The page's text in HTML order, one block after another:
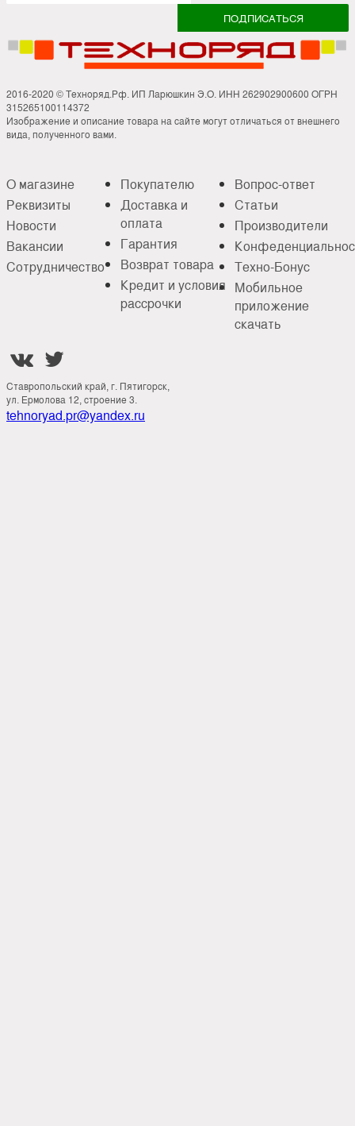
2016-2020 © Техноряд.Рф. ИП Ларюшкин Э.О. ИНН 262902900600 ОГРН
315265100114372
Изображение и описание товара на сайте могут отличаться от внешнего
вида, полученного вами.
О магазине
Реквизиты
Новости
Вакансии
Сотрудничество
Покупателю
Доставка и
оплата
Гарантия
Возврат товара
Кредит и условия
рассрочки
Вопрос-ответ
Статьи
Производители
Техно-Бонус
Мобильное
приложение
скачать
 
Ставропольский край, г. Пятигорск,
ул. Ермолова 12, строение 3.
tehnoryad.pr@yandex.ru